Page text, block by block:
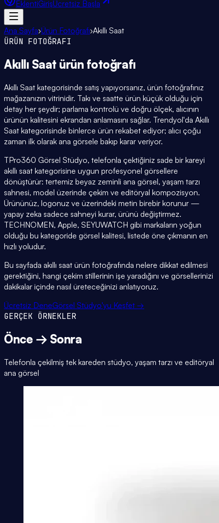
EklentiGirişÜcretsiz Başla
Ana Sayfa›Ürün Fotoğrafı›Akıllı Saat
ÜRÜN FOTOĞRAFI
Akıllı Saat ürün fotoğrafı
Akıllı Saat kategorisinde satış yapıyorsanız, ürün fotoğrafınız
mağazanızın vitrinidir. Takı ve saatte ürün küçük olduğu için
detay her şeydir; parlama kontrolü ve doğru ölçek, alıcının
ürünün kalitesini ekrandan anlamasını sağlar. Trendyol'da Akıllı
Saat kategorisinde binlerce ürün rekabet ediyor; alıcı çoğu
zaman ilk olarak ana görsele bakıp karar veriyor.
TPro360 Görsel Stüdyo, telefonla çektiğiniz sade bir kareyi
akıllı saat kategorisine uygun profesyonel görsellere
dönüştürür: tertemiz beyaz zeminli ana görsel, yaşam tarzı
sahnesi, model üzerinde çekim ve editöryal kompozisyon.
Ürününüz, logonuz ve üzerindeki metin birebir korunur —
yapay zeka sadece sahneyi kurar, ürünü değiştirmez.
TECHNOMEN, Apple, SEYUWATCH gibi markaların yoğun
olduğu bu kategoride görsel kalitesi, listede öne çıkmanın en
hızlı yoludur.
Bu sayfada akıllı saat ürün fotoğrafında nelere dikkat edilmesi
gerektiğini, hangi çekim stillerinin işe yaradığını ve görsellerinizi
dakikalar içinde nasıl üreteceğinizi anlatıyoruz.
Ücretsiz DeneGörsel Stüdyo'yu Keşfet →
GERÇEK ÖRNEKLER
Önce → Sonra
Telefonla çekilmiş tek kareden stüdyo, yaşam tarzı ve editöryal
ana görsel